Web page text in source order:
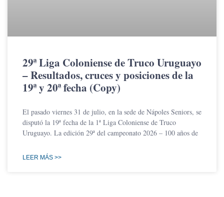
29ª Liga Coloniense de Truco Uruguayo
– Resultados, cruces y posiciones de la
19ª y 20ª fecha (Copy)
El pasado viernes 31 de julio, en la sede de Nápoles Seniors, se
disputó la 19ª fecha de la 1ª Liga Coloniense de Truco
Uruguayo. La edición 29ª del campeonato 2026 – 100 años de
LEER MÁS >>